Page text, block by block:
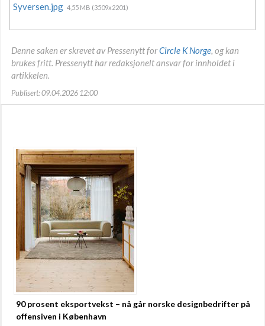
Syversen.jpg 4,55 MB (3509x2201)
Denne saken er skrevet av Pressenytt forCircle K Norge, og kan
brukes fritt. Pressenytt har redaksjonelt ansvar for innholdet i
artikkelen.
Publisert: 09.04.2026 12:00
90 prosent eksportvekst – nå går norske designbedrifter på
offensiven i København